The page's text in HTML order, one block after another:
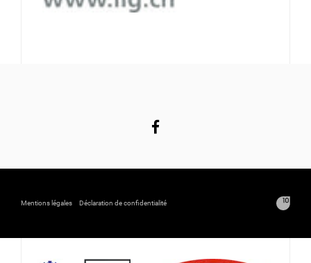
Mentions légales Déclaration de confidentialité